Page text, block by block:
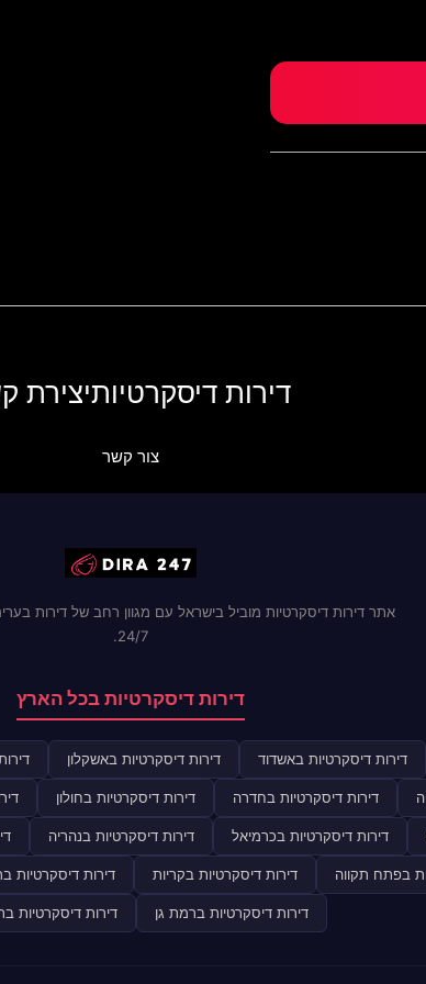
דירות דיסקרטיותיצירת
צור קשר
אתר דירות דיסקרטיות מוביל בישראל עם מגוון רחב של דירות
24/7.
דירות דיסקרטיות בכל הארץ
דירות דיסקרטיות באשדוד דירות דיסקרטיות באשקלון
דירות דיסקרטיות בחדרה דירות דיסקרטיות בחולון
דירות דיסקרטיות בכרמיאל דירות דיסקרטיות בנהריה
בפתח תקווה דירות דיסקרטיות בקריות דירות דיסקרטיות
דירות דיסקרטיות ברמת גן דירות דיסקרטיות